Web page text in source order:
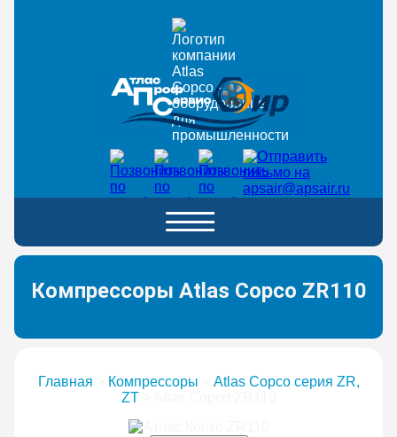
Компрессоры Atlas Copco ZR110
Главная Компрессоры
Atlas Copco серия ZR,
ZT>